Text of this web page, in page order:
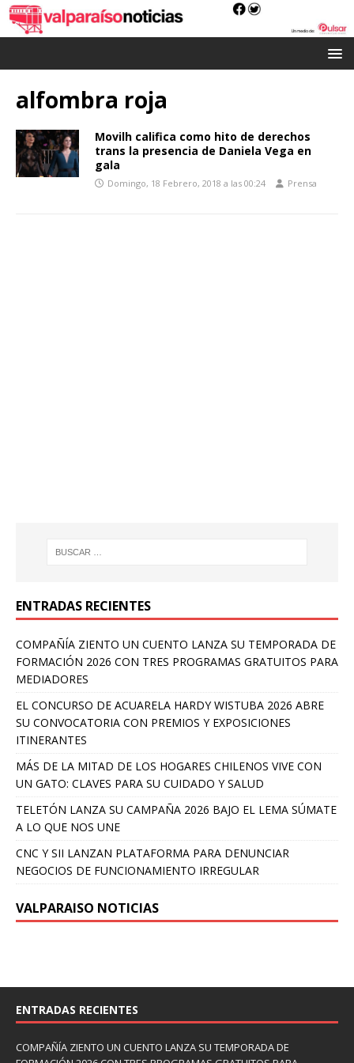
alfombra roja
Movilh califica como hito de derechos
trans la presencia de Daniela Vega en
gala
Domingo, 18 Febrero, 2018 a las 00:24 Prensa
ENTRADAS RECIENTES
COMPAÑÍA ZIENTO UN CUENTO LANZA SU TEMPORADA DE
FORMACIÓN 2026 CON TRES PROGRAMAS GRATUITOS PARA
MEDIADORES
EL CONCURSO DE ACUARELA HARDY WISTUBA 2026 ABRE
SU CONVOCATORIA CON PREMIOS Y EXPOSICIONES
ITINERANTES
MÁS DE LA MITAD DE LOS HOGARES CHILENOS VIVE CON
UN GATO: CLAVES PARA SU CUIDADO Y SALUD
TELETÓN LANZA SU CAMPAÑA 2026 BAJO EL LEMA SÚMATE
A LO QUE NOS UNE
CNC Y SII LANZAN PLATAFORMA PARA DENUNCIAR
NEGOCIOS DE FUNCIONAMIENTO IRREGULAR
VALPARAISO NOTICIAS
ENTRADAS RECIENTES
COMPAÑÍA ZIENTO UN CUENTO LANZA SU TEMPORADA DE